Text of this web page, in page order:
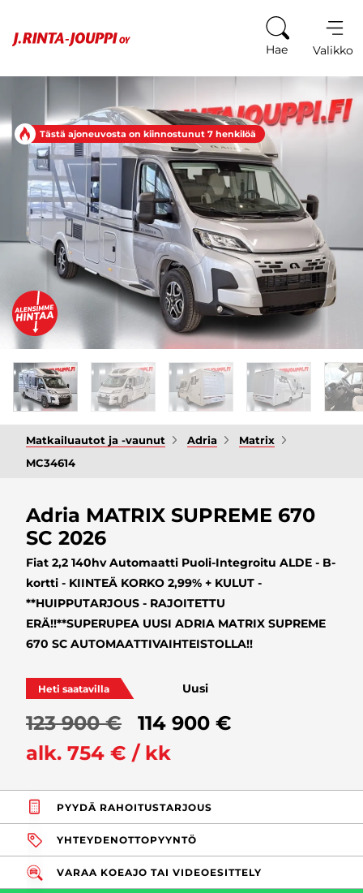
Hae Valikko
Tästä ajoneuvosta on kiinnostunut 7 henkilöä
Matkailuautot ja -vaunut Adria
Matrix
MC34614
Adria MATRIX SUPREME 670
SC 2026
Fiat 2,2 140hv Automaatti Puoli-Integroitu ALDE - B-
kortti - KIINTEÄ KORKO 2,99% + KULUT -
**HUIPPUTARJOUS - RAJOITETTU
ERÄ!!**SUPERUPEA UUSI ADRIA MATRIX SUPREME
670 SC AUTOMAATTIVAIHTEISTOLLA!!
Heti saatavilla Uusi
123 900 €
114 900 €
alk. 754 € / kk
PYYDÄ RAHOITUSTARJOUS
YHTEYDENOTTOPYYNTÖ
VARAA KOEAJO TAI VIDEOESITTELY